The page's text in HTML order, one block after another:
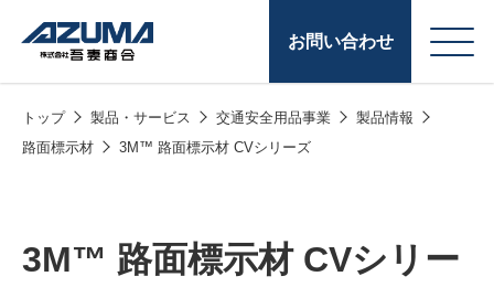
お問い合わせ
トップ 製品・サービス 交通安全用品事業
製品情報
路面標示材
3M™ 路面標示材 CVシリーズ
3M™ 路面標示材 CVシリー